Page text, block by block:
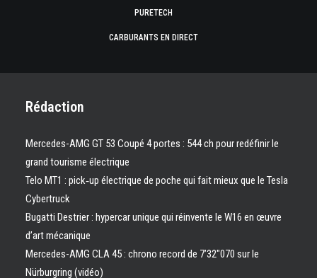
PURETECH
CARBURANTS EN DIRECT
Rédaction
Mercedes-AMG GT 53 Coupé 4 portes : 544 ch pour redéfinir le
grand tourisme électrique
Telo MT1 : pick‑up électrique de poche qui fait mieux que le Tesla
Cybertruck
Bugatti Destrier : hypercar unique qui réinvente le W16 en œuvre
d’art mécanique
Mercedes-AMG CLA 45 : chrono record de 7’32″070 sur le
Nürburgring (vidéo)